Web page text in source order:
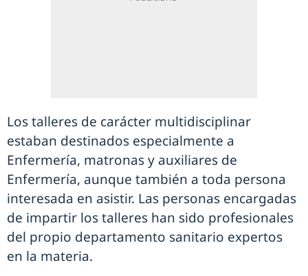
Los talleres de carácter multidisciplinar
estaban destinados especialmente a
Enfermería, matronas y auxiliares de
Enfermería, aunque también a toda persona
interesada en asistir. Las personas encargadas
de impartir los talleres han sido profesionales
del propio departamento sanitario expertos
en la materia.